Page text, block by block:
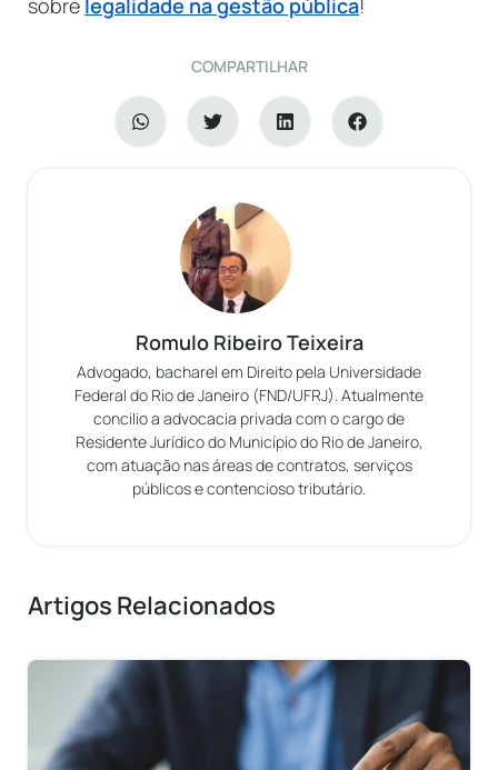
COMPARTILHAR
Romulo Ribeiro Teixeira
Advogado, bacharel em Direito pela Universidade
Federal do Rio de Janeiro (FND/UFRJ). Atualmente
concilio a advocacia privada com o cargo de
Residente Jurídico do Município do Rio de Janeiro,
com atuação nas áreas de contratos, serviços
públicos e contencioso tributário.
Artigos Relacionados